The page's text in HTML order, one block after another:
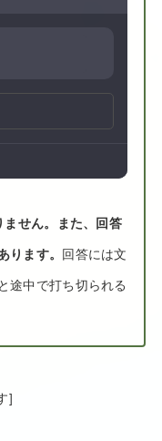
せん。また、回答
ます。 回答には文
途中で打ち切られる
]